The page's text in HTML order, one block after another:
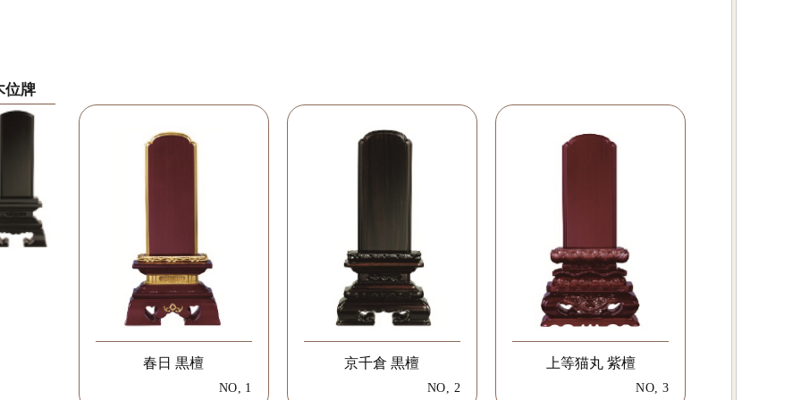
位牌
春日 黒檀
NO, 1
京千倉 黒檀
NO, 2
上等猫丸 紫檀
NO, 3